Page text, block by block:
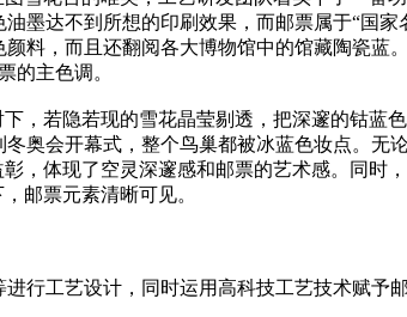
墨达不到所想的印刷效果，而邮票属于“国家
料，而且还翻阅各大博物馆中的馆藏陶瓷蓝
的主色调。
若隐若现的雪花晶莹剔透，把深邃的钴蓝
奥会开幕式，整个鸟巢都被冰蓝色妆点。无
，体现了空灵深邃感和邮票的艺术感。同时
邮票元素清晰可见。
工艺设计，同时运用高科技工艺技术赋予邮